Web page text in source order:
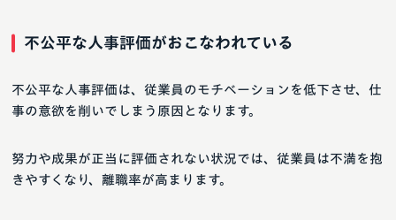
不公平な人事評価がおこなわれている
不公平な人事評価は、従業員のモチベーションを低下させ、仕
事の意欲を削いでしまう原因となります。
努力や成果が正当に評価されない状況では、従業員は不満を抱
きやすくなり、離職率が高まります。